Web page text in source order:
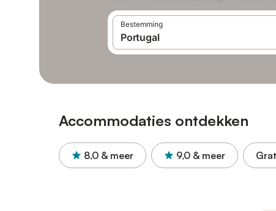
Bestemming
Accommodaties ontdekken
8,0 & meer 9,0 & meer